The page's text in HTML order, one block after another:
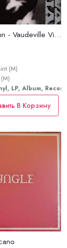
Viktor Vaughn - Vaudeville Villain
(M)
LP, Album,
В Корзину